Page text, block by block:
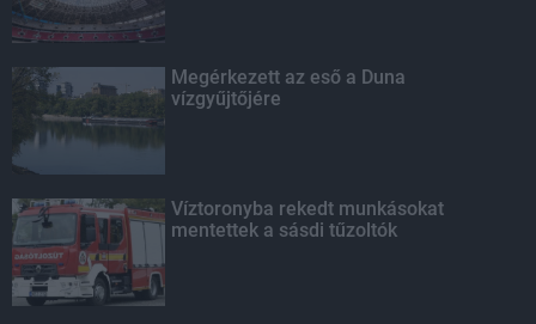
Megérkezett az eső a Duna
vízgyűjtőjére
Víztoronyba rekedt munkásokat
mentettek a sásdi tűzoltók